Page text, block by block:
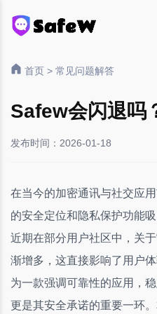
首页 > 常见问题解答
Safew会闪退吗
发布时间：2026-01-18
在当今的加密通讯与社交应用
的安全定位和隐私保护功能
近期在部分用户社区中，关
渐增多，这直接影响了用户
为一款强调可靠性的应用，
更是其安全承诺的重要一环